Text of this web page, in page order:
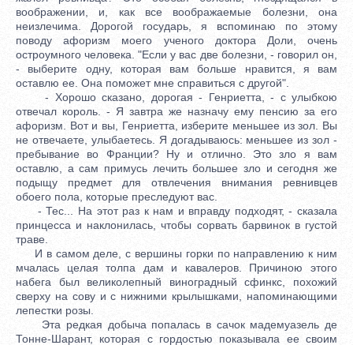
воображении, и, как все воображаемые болезни, она
неизлечима. Дорогой государь, я вспоминаю по этому
поводу афоризм моего ученого доктора Доли, очень
остроумного человека. "Если у вас две болезни, - говорил он,
- выберите одну, которая вам больше нравится, я вам
оставлю ее. Она поможет мне справиться с другой".
- Хорошо сказано, дорогая - Генриетта, - с улыбкою
отвечал король. - Я завтра же назначу ему пенсию за его
афоризм. Вот и вы, Генриетта, изберите меньшее из зол. Вы
не отвечаете, улыбаетесь. Я догадываюсь: меньшее из зол -
пребывание во Франции? Ну и отлично. Это зло я вам
оставлю, а сам примусь лечить большее зло и сегодня же
подыщу предмет для отвлечения внимания ревнивцев
обоего пола, которые преследуют вас.
- Тес... На этот раз к нам и вправду подходят, - сказала
принцесса и наклонилась, чтобы сорвать барвинок в густой
траве.
И в самом деле, с вершины горки по направлению к ним
мчалась целая толпа дам и кавалеров. Причиною этого
набега был великолепный виноградный сфинкс, похожий
сверху на сову и с нижними крылышками, напоминающими
лепестки розы.
Эта редкая добыча попалась в сачок мадемуазель де
Тонне-Шарант, которая с гордостью показывала ее своим